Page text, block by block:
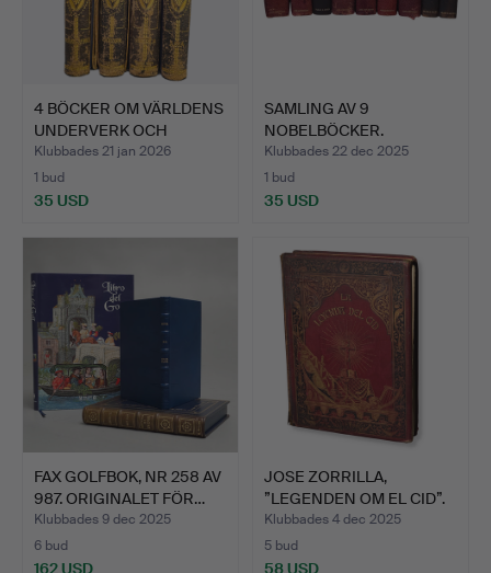
4 BÖCKER OM VÄRLDENS
UNDERVERK OCH
MÄNNISK…
Klubbades 21 jan 2026
1 bud
35 USD
SAMLING AV 9
NOBELBÖCKER.
Klubbades 22 dec 2025
1 bud
35 USD
FAX GOLFBOK, NR 258 AV
987. ORIGINALET FÖR…
Klubbades 9 dec 2025
6 bud
162 USD
JOSE ZORRILLA,
”LEGENDEN OM EL CID”.
ILLUS…
Klubbades 4 dec 2025
5 bud
58 USD